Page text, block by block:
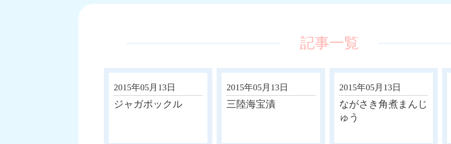
記事一覧
2015年05月13日
ジャガポックル
2015年05月13日
三陸海宝漬
2015年05月13日
ながさき角煮まんじ
ゅう